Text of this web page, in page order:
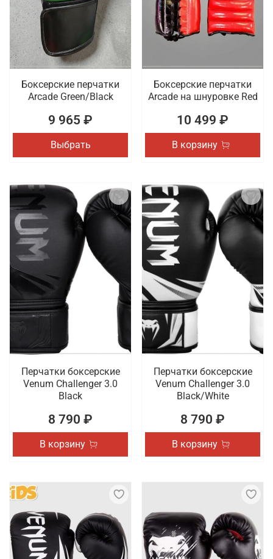
Боксерские перчатки
Arcade Green/Black
9 965 ₽
Выбрать
Боксерские перчатки
Arcade на шнуровке Red
10 499 ₽
В корзину
Перчатки боксерские
Venum Challenger 3.0
Black
8 790 ₽
В корзину
Перчатки боксерские
Venum Challenger 3.0
Black/White
8 790 ₽
В корзину